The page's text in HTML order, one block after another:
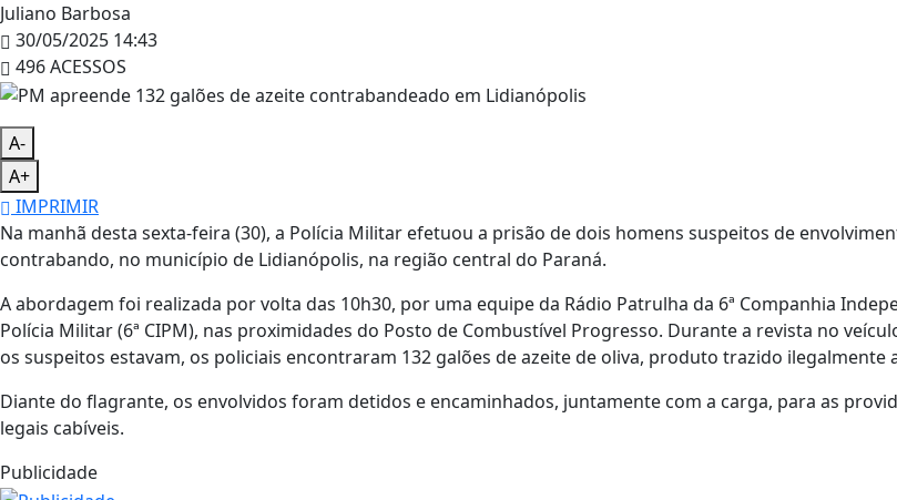
Juliano Barbosa
30/05/2025 14:43
496 ACESSOS
A-
A+
IMPRIMIR
Na manhã desta sexta-feira (30), a Polícia Militar efetuou a prisão de dois homens suspeitos de
contrabando, no município de Lidianópolis, na região central do Paraná.
A abordagem foi realizada por volta das 10h30, por uma equipe da Rádio Patrulha da 6ª Companhia
Polícia Militar (6ª CIPM), nas proximidades do Posto de Combustível Progresso. Durante a revista no
os suspeitos estavam, os policiais encontraram 132 galões de azeite de oliva, produto trazido ilegalmente
Diante do flagrante, os envolvidos foram detidos e encaminhados, juntamente com a carga, para as
legais cabíveis.
Publicidade